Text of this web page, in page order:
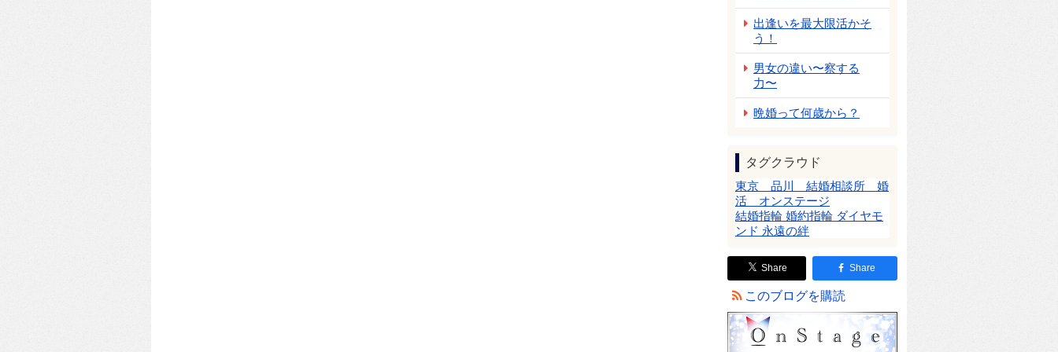
出逢いを最大限活かそ
う！
男女の違い〜察する
力〜
晩婚って何歳から？
タグクラウド
東京 品川 結婚相談所 婚
活 オンステージ
結婚指輪 婚約指輪 ダイヤモ
ンド 永遠の絆
Share Share
このブログを購読